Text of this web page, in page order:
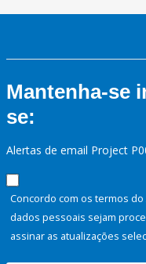
Mantenha-se
se:
Alertas de email Project
Concordo com os termos
dados pessoais sejam
assinar as atualizações